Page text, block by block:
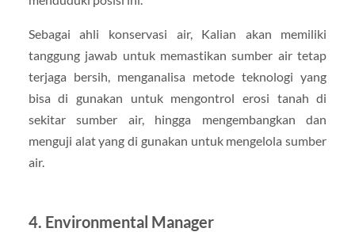
Sebagai ahli konservasi air, Kalian akan memiliki
tanggung jawab untuk memastikan sumber air tetap
terjaga bersih, menganalisa metode teknologi yang
bisa di gunakan untuk mengontrol erosi tanah di
sekitar sumber air, hingga mengembangkan dan
menguji alat yang di gunakan untuk mengelola sumber
air.
4. Environmental Manager